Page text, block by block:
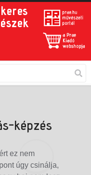
képzés
ez nem
úgy csinálja,